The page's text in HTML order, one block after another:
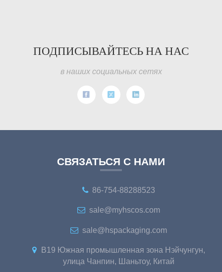
ПОДПИСЫВАЙТЕСЬ НА НАС
в наших социальных сетях
СВЯЗАТЬСЯ С НАМИ
86-754-88288523
sale@myhscos.com
sale@hspackaging.com
B19 Южная промышленная зона Нэйчунгун,
улица Чанпин, Шаньтоу, Китай